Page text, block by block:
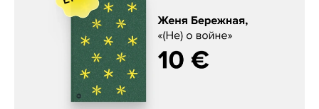
Женя Бережная, «(Не) о войне»